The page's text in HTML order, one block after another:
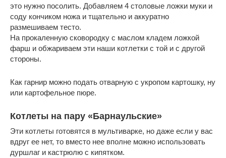
это нужно посолить. Добавляем 4 столовые ложки муки и
соду кончиком ножа и тщательно и аккуратно
размешиваем тесто.
На прокаленную сковородку с маслом кладем ложкой
фарш и обжариваем эти наши котлетки с той и с другой
стороны.
Как гарнир можно подать отварную с укропом картошку, ну
или картофельное пюре.
Котлеты на пару «Барнаульские»
Эти котлеты готовятся в мультиварке, но даже если у вас
вдруг ее нет, то вместо нее вполне можно использовать
дуршлаг и кастрюлю с кипятком.